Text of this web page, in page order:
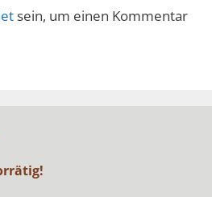
sein, um einen Kommentar